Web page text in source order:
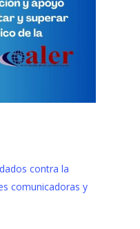
contra la
comunicadoras y